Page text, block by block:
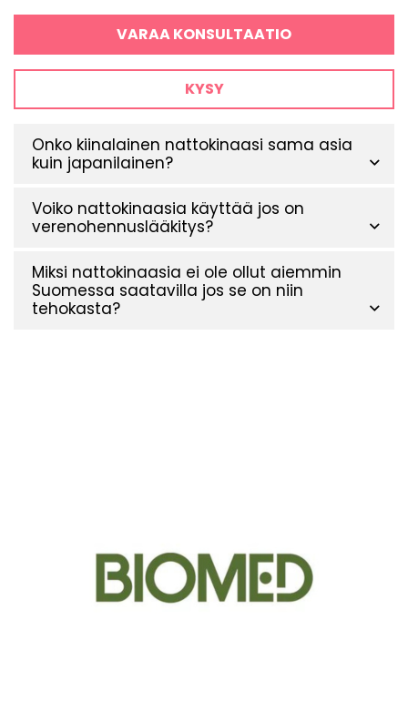
VARAA KONSULTAATIO
KYSY
Onko kiinalainen nattokinaasi sama asia
kuin japanilainen?
Voiko nattokinaasia käyttää jos on
verenohennuslääkitys?
Miksi nattokinaasia ei ole ollut aiemmin
Suomessa saatavilla jos se on niin
tehokasta?